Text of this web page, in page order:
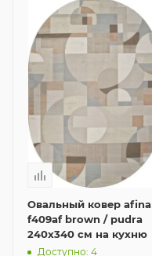
Овальный ковер afina
f409af brown / pudra
240x340 см на кухню
Доступно: 4